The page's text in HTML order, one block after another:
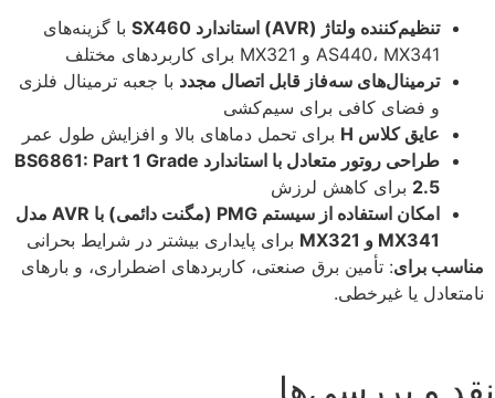
تنظیم‌کننده ولتاژ (AVR) استاندارد SX460
با گزینه‌های
AS440، MX341 و MX321 برای کاربردهای مختلف
ترمینال‌های سه‌فاز قابل اتصال مجدد با جعبه ترمینال فلزی
و فضای کافی برای سیم‌کشی
عایق کلاس H
برای تحمل دماهای بالا و افزایش طول عمر
طراحی روتور متعادل با استاندارد BS6861: Part 1 Grade
2.5 برای کاهش لرزش
امکان استفاده از سیستم PMG (مگنت دائمی) با AVR مدل
MX341 و MX321
برای پایداری بیشتر در شرایط بحرانی
مناسب برای: تأمین برق صنعتی، کاربردهای اضطراری، و بارهای
نامتعادل یا غیرخطی.